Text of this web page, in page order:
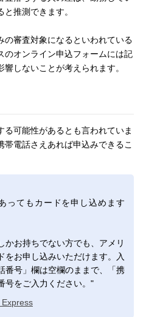
推測できます。
の審査対象になるといわれている
のオンライン申込フォームには記
しないことが考えられます。
る可能性があるとも言われていま
電話さえあれば申込みできるこ
ってもカードを申し込めます
かお持ちでない方でも、アメリ
をお申し込みいただけます。入
番号」欄は空欄のままで、「携
号をご入力ください。"
Express